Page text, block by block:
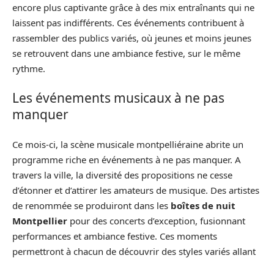
encore plus captivante grâce à des mix entraînants qui ne
laissent pas indifférents. Ces événements contribuent à
rassembler des publics variés, où jeunes et moins jeunes
se retrouvent dans une ambiance festive, sur le même
rythme.
Les événements musicaux à ne pas
manquer
Ce mois-ci, la scène musicale montpelliéraine abrite un
programme riche en événements à ne pas manquer. A
travers la ville, la diversité des propositions ne cesse
d’étonner et d’attirer les amateurs de musique. Des artistes
de renommée se produiront dans les boîtes de nuit
Montpellier pour des concerts d’exception, fusionnant
performances et ambiance festive. Ces moments
permettront à chacun de découvrir des styles variés allant